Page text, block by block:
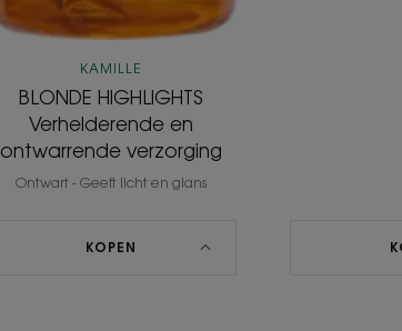
KAMILLE
BLONDE HIGHLIGHTS
Verhelderende en
ontwarrende verzorging
Ontwart - Geeft licht en glans
KOPEN